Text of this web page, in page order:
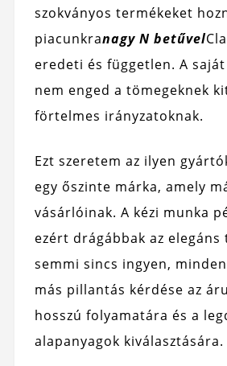
szokványos termékeket
piacunkranagy N betűvel
eredeti és független. A
nem enged a tömegeknek
förtelmes irányzatoknak.
Ezt szeretem az ilyen
egy őszinte márka, amely
vásárlóinak. A kézi munka
ezért drágábbak az
semmi sincs ingyen,
más pillantás kérdése az
hosszú folyamatára és a
alapanyagok kiválasztására.